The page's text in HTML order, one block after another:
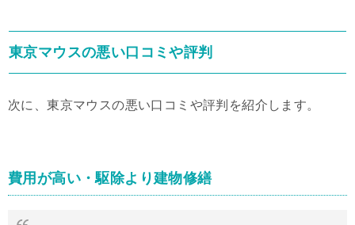
東京マウスの悪い口コミや評判
次に、東京マウスの悪い口コミや評判を紹介します。
費用が高い・駆除より建物修繕